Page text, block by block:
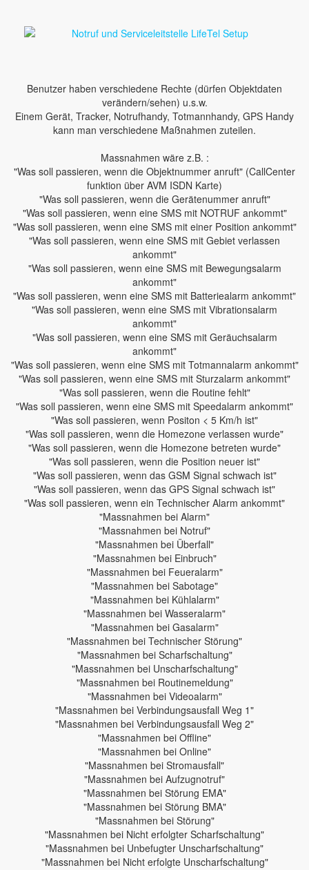
Benutzer haben verschiedene Rechte (dürfen Objektdaten
verändern/sehen) u.s.w.
Einem Gerät, Tracker, Notrufhandy, Totmannhandy, GPS Handy
kann man verschiedene Maßnahmen zuteilen.
Massnahmen wäre z.B. :
"Was soll passieren, wenn die Objektnummer anruft" (CallCenter
funktion über AVM ISDN Karte)
"Was soll passieren, wenn die Gerätenummer anruft"
"Was soll passieren, wenn eine SMS mit NOTRUF ankommt"
"Was soll passieren, wenn eine SMS mit einer Position ankommt"
"Was soll passieren, wenn eine SMS mit Gebiet verlassen
ankommt"
"Was soll passieren, wenn eine SMS mit Bewegungsalarm
ankommt"
"Was soll passieren, wenn eine SMS mit Batteriealarm ankommt"
"Was soll passieren, wenn eine SMS mit Vibrationsalarm
ankommt"
"Was soll passieren, wenn eine SMS mit Geräuchsalarm
ankommt"
"Was soll passieren, wenn eine SMS mit Totmannalarm ankommt"
"Was soll passieren, wenn eine SMS mit Sturzalarm ankommt"
"Was soll passieren, wenn die Routine fehlt"
"Was soll passieren, wenn eine SMS mit Speedalarm ankommt"
"Was soll passieren, wenn Positon < 5 Km/h ist"
"Was soll passieren, wenn die Homezone verlassen wurde"
"Was soll passieren, wenn die Homezone betreten wurde"
"Was soll passieren, wenn die Position neuer ist"
"Was soll passieren, wenn das GSM Signal schwach ist"
"Was soll passieren, wenn das GPS Signal schwach ist"
"Was soll passieren, wenn ein Technischer Alarm ankommt"
"Massnahmen bei Alarm"
"Massnahmen bei Notruf"
"Massnahmen bei Überfall"
"Massnahmen bei Einbruch"
"Massnahmen bei Feueralarm"
"Massnahmen bei Sabotage"
"Massnahmen bei Kühlalarm"
"Massnahmen bei Wasseralarm"
"Massnahmen bei Gasalarm"
"Massnahmen bei Technischer Störung"
"Massnahmen bei Scharfschaltung"
"Massnahmen bei Unscharfschaltung"
"Massnahmen bei Routinemeldung"
"Massnahmen bei Videoalarm"
"Massnahmen bei Verbindungsausfall Weg 1"
"Massnahmen bei Verbindungsausfall Weg 2"
"Massnahmen bei Offline"
"Massnahmen bei Online"
"Massnahmen bei Stromausfall"
"Massnahmen bei Aufzugnotruf"
"Massnahmen bei Störung EMA"
"Massnahmen bei Störung BMA"
"Massnahmen bei Störung"
"Massnahmen bei Nicht erfolgter Scharfschaltung"
"Massnahmen bei Unbefugter Unscharfschaltung"
"Massnahmen bei Nicht erfolgte Unscharfschaltung"